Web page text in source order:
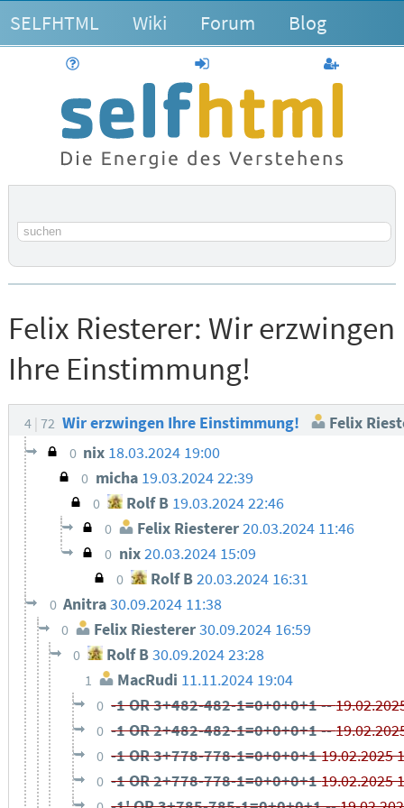
SELFHTML Wiki Forum Blog
anmelden
Suchbegriff
Felix Riesterer: Wir erzwingen
Ihre Einstimmung!
4 72 Wir erzwingen Ihre Einstimmung! Felix
0 nix 18.03.2024 19:00
0 micha 19.03.2024 22:39
0 Rolf B 19.03.2024 22:46
0 Felix Riesterer20.03.2024 11:46
0 nix20.03.2024 15:09
0 Rolf B20.03.2024 16:31
0 Anitra30.09.2024 11:38
0 Felix Riesterer 30.09.2024 16:59
0 Rolf B 30.09.2024 23:28
1 MacRudi 11.11.2024 19:04
0 -1 OR 3+482-482-1=0+0+0+1 --
0 -1 OR 2+482-482-1=0+0+0+1 --
0 -1 OR 3+778-778-1=0+0+0+119.02.2025
0 -1 OR 2+778-778-1=0+0+0+119.02.2025